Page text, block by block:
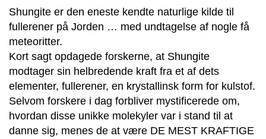
Shungite er den eneste kendte naturlige kilde til
fullerener på Jorden … med undtagelse af nogle få
meteoritter.
Kort sagt opdagede forskerne, at Shungite
modtager sin helbredende kraft fra et af dets
elementer, fullerener, en krystallinsk form for kulstof.
Selvom forskere i dag forbliver mystificerede om,
hvordan disse unikke molekyler var i stand til at
danne sig, menes de at være DE MEST KRAFTIGE